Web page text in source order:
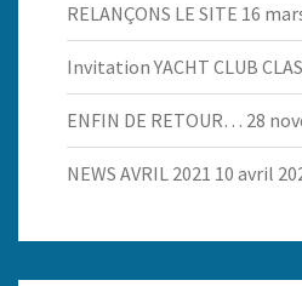
RELANÇONS LE SITE 16
Invitation YACHT CLUB
ENFIN DE RETOUR… 28
NEWS AVRIL 2021 10 avril